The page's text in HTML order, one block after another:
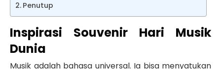
Penutup
Inspirasi Souvenir Hari Musik
Dunia
Musik adalah bahasa universal. Ia bisa menyatukan